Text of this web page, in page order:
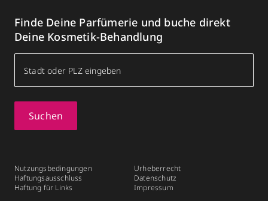
Finde Deine Parfümerie und buche direkt
Deine Kosmetik-Behandlung
Suchen
Nutzungsbedingungen
Haftungsausschluss
Haftung für Links
Urheberrecht
Datenschutz
Impressum